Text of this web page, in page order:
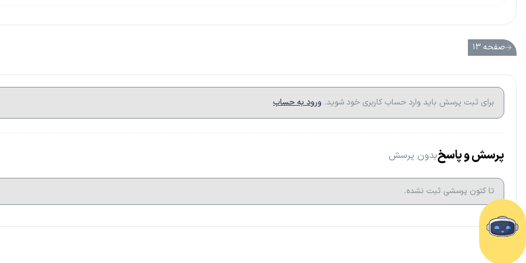
صفحه ۱۳
برای ثبت پرسش باید وارد حساب کاربری خود شوید. ورود به حساب
پرسش و پاسخبدون پرسش
تا کتون پرسشی ثبت نشده.